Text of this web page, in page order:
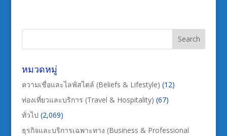
หมวดหมู่
ความเชื่อและไลฟ์สไตล์ (Beliefs & Lifestyle) (12)
ท่องเที่ยวและบริการ (Travel & Hospitality) (67)
ทั่วไป (2,069)
ธุรกิจและบริการเฉพาะทาง (Business & Professional